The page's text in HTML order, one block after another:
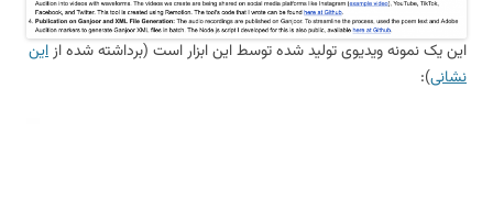
این یک نمونه ویدیوی تولید شده توسط این ابزار است (برداشته شده ازاین
نشانی):